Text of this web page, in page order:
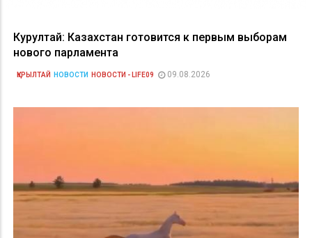
Курултай: Казахстан готовится к первым выборам
нового парламента
ҚҰРЫЛТАЙ НОВОСТИ НОВОСТИ - LIFE09 09.08.2026